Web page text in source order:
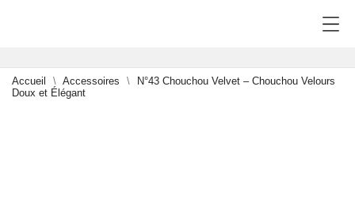
Accueil Accessoires
N°43 Chouchou Velvet – Chouchou Velours
Doux et Élégant